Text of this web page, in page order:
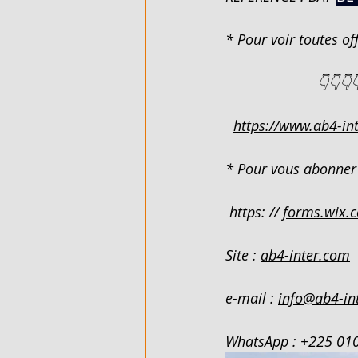
FLEXIBLE - EN VENTE - COTE
DUPLEX 4 PIECES - EN
VILLA BASSE 5 PIECES - EN
* Pour voir toutes
https://www.ab4-
* Pour vous
https: //
Site : ab4-inter.com
e-mail : info@ab4-
WhatsApp : +225